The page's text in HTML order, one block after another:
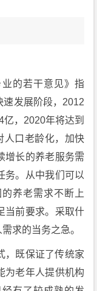
的若干意见》指
速发展阶段，2012
，2020年将达到
人口老龄化，加快
增长的养老服务需
务。从中我们可以
养老需求不断上
当前要求。采取什
求的当务之急。
，既保证了传统家
为老年人提供机构